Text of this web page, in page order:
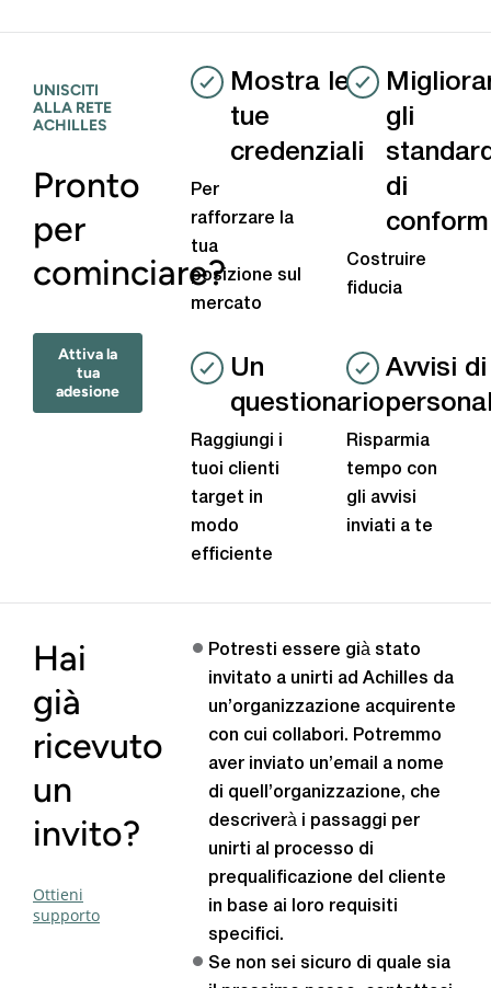
UNISCITI
ALLA RETE
ACHILLES
Pronto
per
cominciare?
Attiva la
tua
adesione
Mostra le
tue
credenziali
Per
rafforzare la
tua
posizione sul
mercato
gli
di
Costruire
fiducia
Un
questionario
Raggiungi i
tuoi clienti
target in
modo
efficiente
Avvisi
Risparmia
tempo con
gli avvisi
inviati a te
Hai
già
ricevuto
un
invito?
Ottieni
supporto
Potresti essere già stato
invitato a unirti ad Achilles da
un’organizzazione acquirente
con cui collabori. Potremmo
aver inviato un’email a nome
di quell’organizzazione, che
descriverà i passaggi per
unirti al processo di
prequalificazione del cliente
in base ai loro requisiti
specifici.
Se non sei sicuro di quale sia